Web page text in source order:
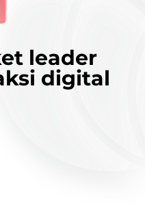
leader
digital